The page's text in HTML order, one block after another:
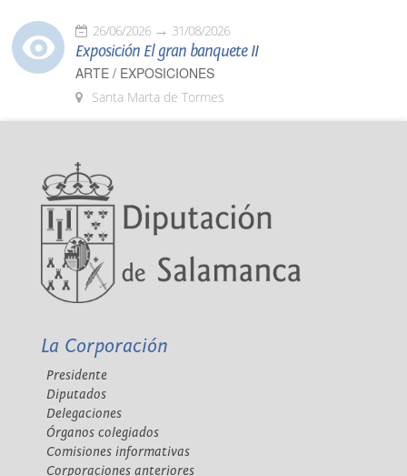
26/06/2026 31/08/2026
Exposición El gran banquete II
ARTE / EXPOSICIONES
Santa Marta de Tormes
La Corporación
Presidente
Diputados
Delegaciones
Órganos colegiados
Comisiones informativas
Corporaciones anteriores